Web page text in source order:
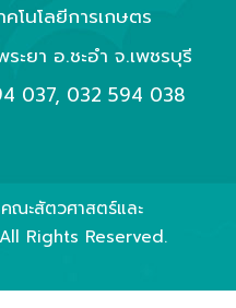
037,032 594 038